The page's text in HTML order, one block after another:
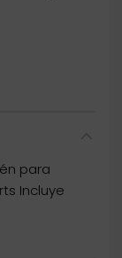
para
Incluye